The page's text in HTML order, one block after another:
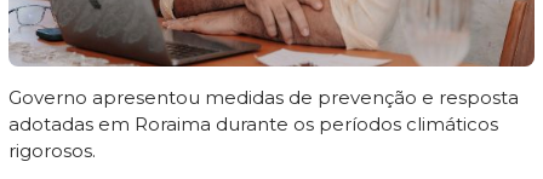
Governo apresentou medidas de prevenção e resposta
adotadas em Roraima durante os períodos climáticos
rigorosos.